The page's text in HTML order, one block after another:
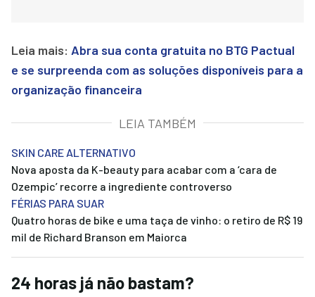
Leia mais: Abra sua conta gratuita no BTG Pactual
e se surpreenda com as soluções disponíveis para a
organização financeira
LEIA TAMBÉM
SKIN CARE ALTERNATIVO
Nova aposta da K-beauty para acabar com a ‘cara de
Ozempic’ recorre a ingrediente controverso
FÉRIAS PARA SUAR
Quatro horas de bike e uma taça de vinho: o retiro de R$ 19
mil de Richard Branson em Maiorca
24 horas já não bastam?